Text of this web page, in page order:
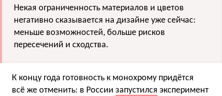
Некая ограниченность материалов и цветов
негативно сказывается на дизайне уже сейчас:
меньше возможностей, больше рисков
пересечений и сходства.
К концу года готовность к монохрому придётся
всё же отменить: в России запустился эксперимент